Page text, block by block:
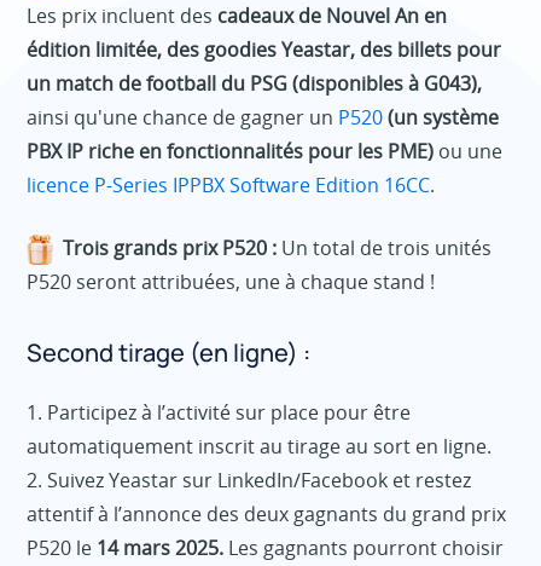
Les prix incluent des cadeaux de Nouvel An en
édition limitée, des goodies Yeastar, des billets pour
un match de football du PSG (disponibles à G043),
ainsi qu'une chance de gagner un P520(un système
PBX IP riche en fonctionnalités pour les PME) ou une
licence P-Series IPPBX Software Edition 16CC.
Trois grands prix P520 : Un total de trois unités
P520 seront attribuées, une à chaque stand !
Second tirage (en ligne) :
1. Participez à l’activité sur place pour être
automatiquement inscrit au tirage au sort en ligne.
2. Suivez Yeastar sur LinkedIn/Facebook et restez
attentif à l’annonce des deux gagnants du grand prix
P520 le 14 mars 2025. Les gagnants pourront choisir